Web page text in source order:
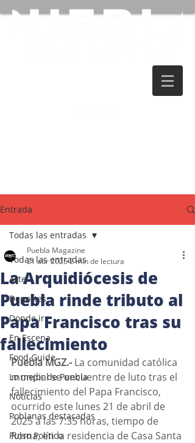
Entrada
Todas las entradas
Arte
Deportes
Donde ir
En Escena
Food Guide
Lo mejor de Puebla
Noticias
Poblanas destacadas
Pulso Político
Todas las entradas
La Arquidiócesis de
Puebla rinde tributo al
Papa Francisco tras su
fallecimiento
Puebla Magazine
21 abr 20252 min de lectura
Puebla MGZ.- La comunidad católica
mundial se encuentre de luto tras el
fallecimiento del Papa Francisco,
ocurrido este lunes 21 de abril de
2025 a las 7:35 horas, tiempo de
Roma, en la residencia de Casa Santa